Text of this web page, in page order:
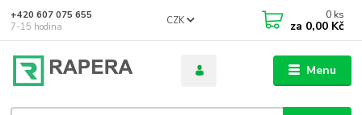
Menu
CZK
+420 607 075 655
7-15 hodina
0 ks
za 0,00 Kč